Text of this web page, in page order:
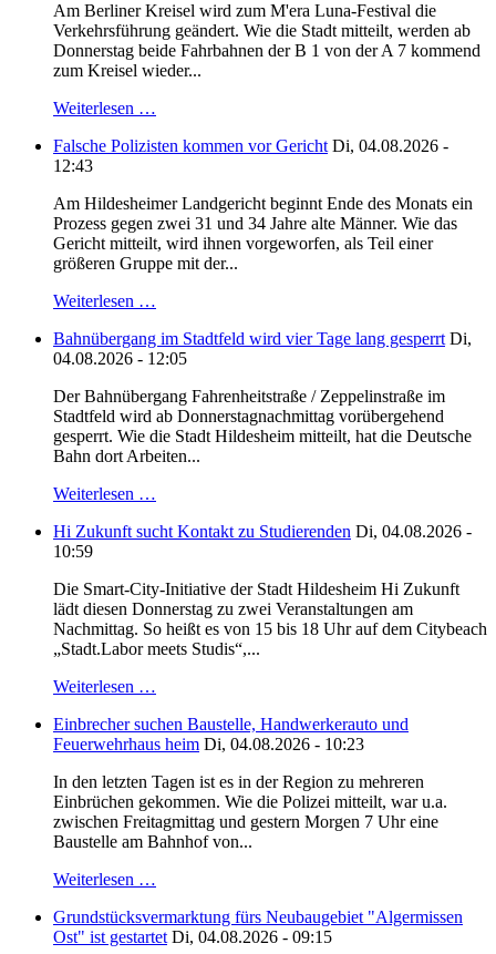
Am Berliner Kreisel wird zum M'era Luna-Festival die
Verkehrsführung geändert. Wie die Stadt mitteilt, werden ab
Donnerstag beide Fahrbahnen der B 1 von der A 7 kommend
zum Kreisel wieder...
Weiterlesen …
Falsche Polizisten kommen vor Gericht Di, 04.08.2026 -
12:43
Am Hildesheimer Landgericht beginnt Ende des Monats ein
Prozess gegen zwei 31 und 34 Jahre alte Männer. Wie das
Gericht mitteilt, wird ihnen vorgeworfen, als Teil einer
größeren Gruppe mit der...
Weiterlesen …
Bahnübergang im Stadtfeld wird vier Tage lang gesperrt Di,
04.08.2026 - 12:05
Der Bahnübergang Fahrenheitstraße / Zeppelinstraße im
Stadtfeld wird ab Donnerstagnachmittag vorübergehend
gesperrt. Wie die Stadt Hildesheim mitteilt, hat die Deutsche
Bahn dort Arbeiten...
Weiterlesen …
Hi Zukunft sucht Kontakt zu Studierenden Di, 04.08.2026 -
10:59
Die Smart-City-Initiative der Stadt Hildesheim Hi Zukunft
lädt diesen Donnerstag zu zwei Veranstaltungen am
Nachmittag. So heißt es von 15 bis 18 Uhr auf dem Citybeach
„Stadt.Labor meets Studis“,...
Weiterlesen …
Einbrecher suchen Baustelle, Handwerkerauto und
Feuerwehrhaus heim Di, 04.08.2026 - 10:23
In den letzten Tagen ist es in der Region zu mehreren
Einbrüchen gekommen. Wie die Polizei mitteilt, war u.a.
zwischen Freitagmittag und gestern Morgen 7 Uhr eine
Baustelle am Bahnhof von...
Weiterlesen …
Grundstücksvermarktung fürs Neubaugebiet "Algermissen
Ost" ist gestartet Di, 04.08.2026 - 09:15